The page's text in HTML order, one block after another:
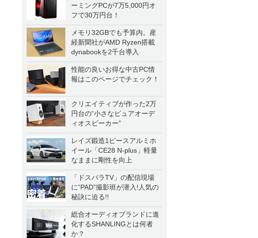
ーミングPCが7万5,000円オ
フで30万円台！
メモリ32GBでも予算内。産
経新聞社がAMD Ryzen搭載
dynabookを2千台導入
性能の良いお得な中古PC情
報はこのページでチェック！
クリエイティブが作った2万
円台の“小さなピュアオーデ
ィオスピーカー”
レイズ鍛造1ピースアルミホ
イール「CE28 N-plus」軽量
なままに剛性を向上
「ドスパラTV」の配信現場
に“PAD”撮影班が潜入!人気の
秘訣に迫る!!
総合オーディオブランドに進
化するSHANLINGとは何者
か？